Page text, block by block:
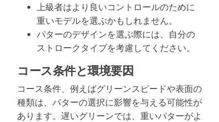
上級者はより良いコントロールのために
重いモデルを選ぶかもしれません。
パターのデザインを選ぶ際には、自分の
ストロークタイプを考慮してください。
コース条件と環境要因
コース条件、例えばグリーンスピードや表面の
種類は、パターの選択に影響を与える可能性が
あります。遅いグリーンでは、重いパターがよ